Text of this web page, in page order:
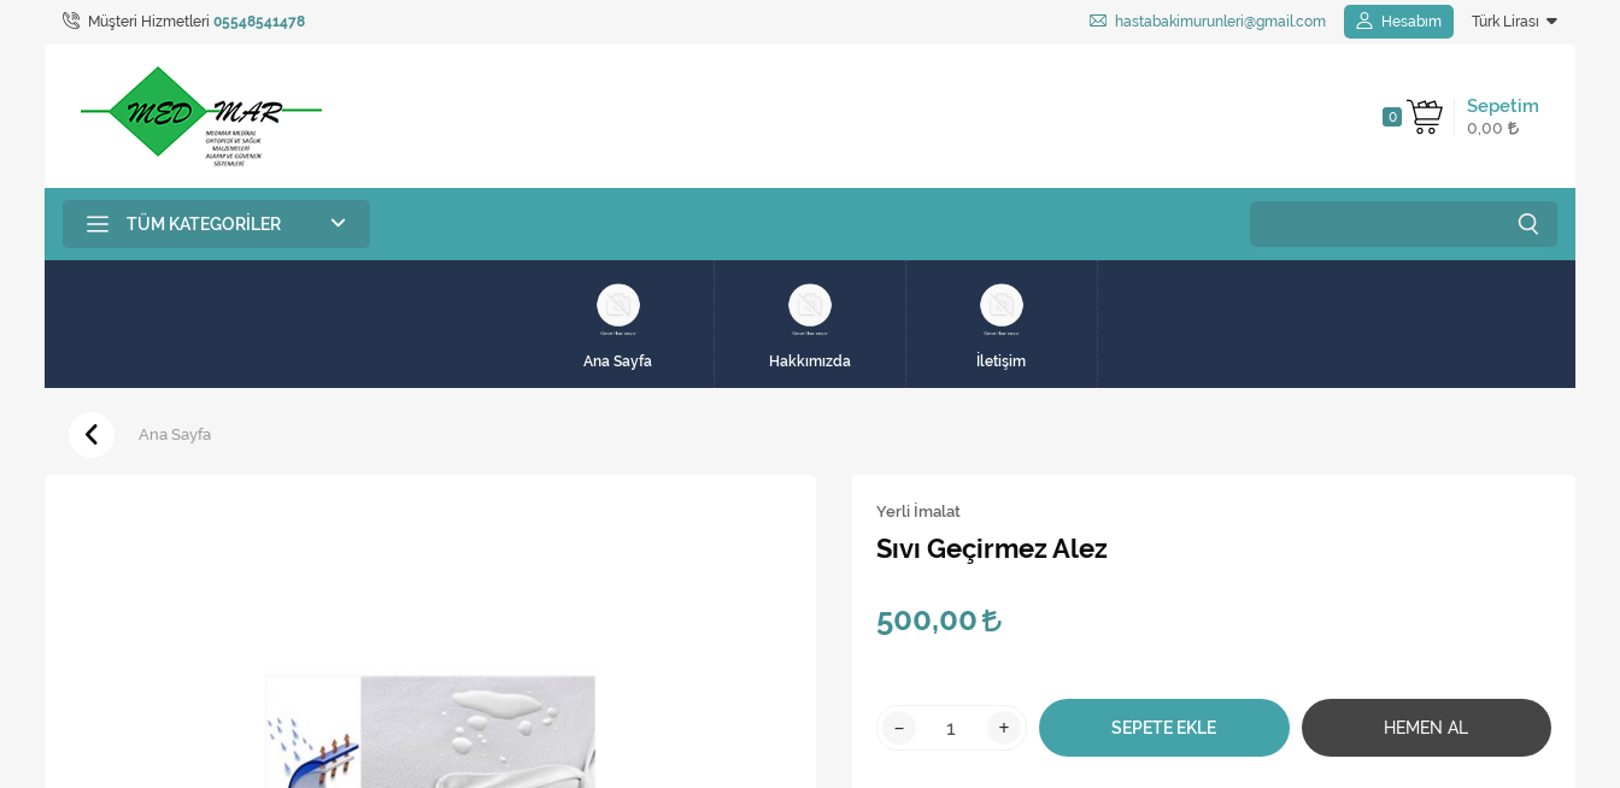
Müşteri Hizmetleri 05548541478 hastabakimurunleri@gmail.com Hesabım Türk Lirası
Sepetim
0
0,00
TÜM KATEGORILER
Ana Sayfa Hakkımızda İletişim
Ana Sayfa
Yerli İmalat
Sıvı Geçirmez Alez
500,00
- + SEPETE EKLE HEMEN AL